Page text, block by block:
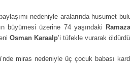
nedeniyle aralarında husumet
büyümesi üzerine 74 yaşındaki
Osman Karaalp’i tüfekle vurarak
miras nedeniyle üç çocuk babası